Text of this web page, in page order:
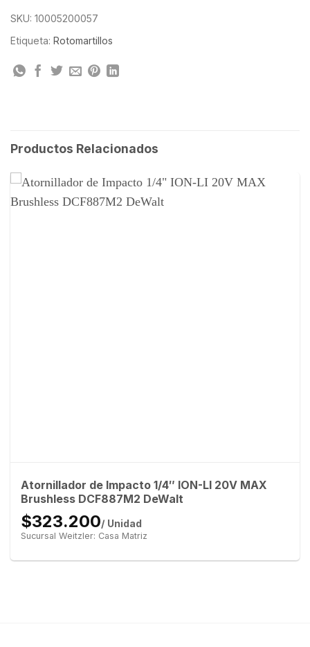
SKU: 10005200057
Etiqueta: Rotomartillos
Productos Relacionados
Atornillador de Impacto 1/4″ ION-LI 20V MAX
Brushless DCF887M2 DeWalt
$323.200/ Unidad
Sucursal Weitzler: Casa Matriz